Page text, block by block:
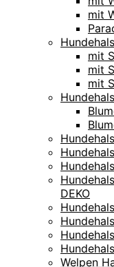
mit
mit
mit
mit
DEKO
Welpen